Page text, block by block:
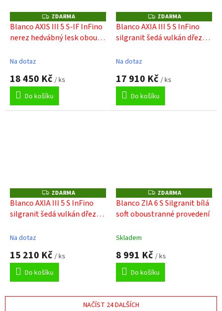
Z
D
A
R
ZDARMA
Blanco AXIS III 5 S-IF InFino
nerez hedvábný lesk obous.
ano
Na dotaz
18 450 Kč / ks
Do košíku
Z
D
A
R
ZDARMA
Blanco AXIA III 5 S InFino
silgranit šedá vulkán dřez
deskou
Na dotaz
17 910 Kč / ks
Do košíku
Z
D
A
R
ZDARMA
Blanco AXIA III 5 S InFino
silgranit šedá vulkán dřez
sklo
Na dotaz
15 210 Kč / ks
Do košíku
Z
D
A
R
ZDARMA
Blanco ZIA 6 S Silgranit bílá
soft oboustranné provedení
Skladem
8 991 Kč / ks
Do košíku
NAČÍST 24 DALŠÍCH